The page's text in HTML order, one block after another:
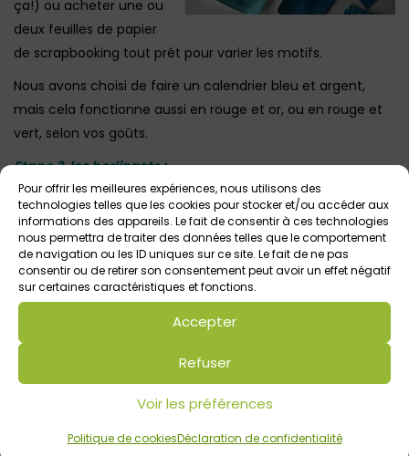
Pour offrir les meilleures expériences, nous utilisons des
technologies telles que les cookies pour stocker et/ou accéder aux
informations des appareils. Le fait de consentir à ces technologies
nous permettra de traiter des données telles que le comportement
de navigation ou les ID uniques sur ce site. Le fait de ne pas
consentir ou de retirer son consentement peut avoir un effet négatif
sur certaines caractéristiques et fonctions.
Accepter
Refuser
Voir les préférences
Politique de cookiesDéclaration de confidentialité
ça!) ou acheter une ou
deux feuilles de papier
de scrapbooking tout prêt pour varier les motifs.
Nous avons choisi de faire un calendrier bleu et argent,
mais cela fonctionne aussi en rouge et or, ou en rouge et
vert, selon vos goûts.
Etape 3, les berlingots :